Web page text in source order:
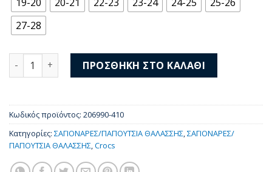
34,00 €.
27-28
Crocs Classic Clog T 206990-410 ποσότητα
ΠΡΟΣΘΉΚΗ ΣΤΟ ΚΑΛΆΘΙ
Κωδικός προϊόντος: 206990-410
Κατηγορίες: ΣΑΓΙΟΝΑΡΕΣ/ΠΑΠΟΥΤΣΙΑ ΘΑΛΑΣΣΗΣ ΣΑΓΙΟΝΑΡΕΣ/
ΠΑΠΟΥΤΣΙΑ ΘΑΛΑΣΣΗΣ Crocs